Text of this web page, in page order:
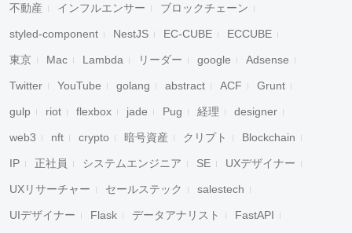
不動産 インフルエンサー ブロックチェーン
styled-component NestJS EC-CUBE ECCUBE
東京 Mac Lambda リーダー google Adsense
Twitter YouTube golang abstract ACF Grunt
gulp riot flexbox jade Pug 経理 designer
web3 nft crypto 暗号資産 クリプト Blockchain
IP 正社員 システムエンジニア SE UXデザイナー
UXリサーチャー セールステック salestech
UIデザイナー Flask データアナリスト FastAPI